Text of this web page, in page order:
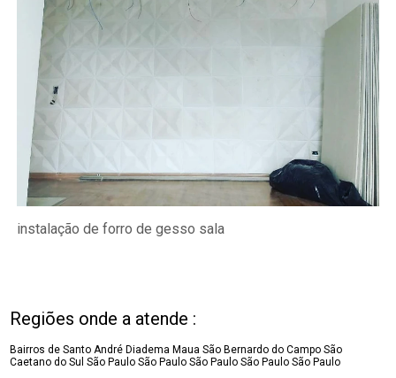
instalação de forro de gesso sala
Regiões onde a atende :
Bairros de Santo André Diadema Maua São Bernardo do Campo São
Caetano do SulSão Paulo São Paulo São Paulo São Paulo São Paulo